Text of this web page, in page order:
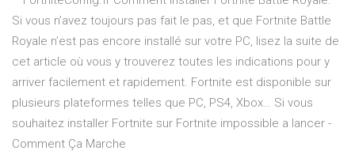
Si vous n’avez toujours pas fait le pas, et que Fortnite Battle
Royale n’est pas encore installé sur votre PC, lisez la suite de
cet article où vous y trouverez toutes les indications pour y
arriver facilement et rapidement. Fortnite est disponible sur
plusieurs plateformes telles que PC, PS4, Xbox… Si vous
souhaitez installer Fortnite sur Fortnite impossible a lancer -
Comment Ça Marche